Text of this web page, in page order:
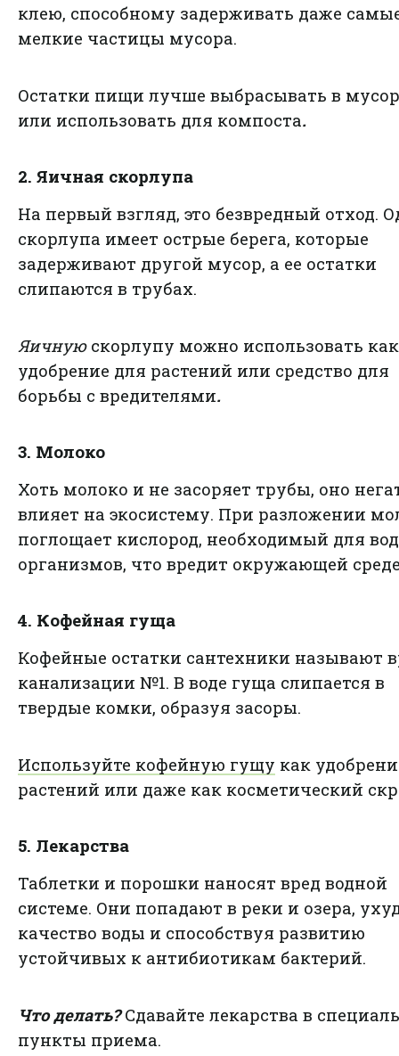
клею, способному задерживать даже
мелкие частицы мусора.
Остатки пищи лучше выбрасывать в
или использовать для компоста.
2. Яичная скорлупа
На первый взгляд, это безвредный отход.
скорлупа имеет острые берега, которые
задерживают другой мусор, а ее остатки
слипаются в трубах.
Яичную скорлупу можно использовать как
удобрение для растений или средство для
борьбы с вредителями.
3. Молоко
Хоть молоко и не засоряет трубы, оно
влияет на экосистему. При разложении
поглощает кислород, необходимый для
организмов, что вредит окружающей
4. Кофейная гуща
Кофейные остатки сантехники называют
канализации №1. В воде гуща слипается в
твердые комки, образуя засоры.
Используйте кофейную гущу как
растений или даже как косметический
5. Лекарства
Таблетки и порошки наносят вред водной
системе. Они попадают в реки и озера,
качество воды и способствуя развитию
устойчивых к антибиотикам бактерий.
Что делать?Сдавайте лекарства в
пункты приема.